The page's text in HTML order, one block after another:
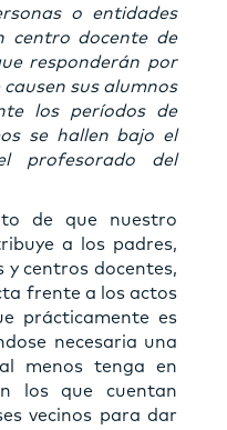
o entidades
centro docente de
responderán por
sus alumnos
los períodos de
se hallen bajo el
profesorado del
de que nuestro
a los padres,
y centros docentes,
frente a los actos
prácticamente es
necesaria una
menos tenga en
los que cuentan
vecinos para dar